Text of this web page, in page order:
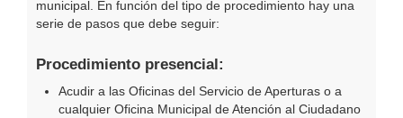
municipal. En función del tipo de procedimiento hay una
serie de pasos que debe seguir:
Procedimiento presencial:
Acudir a las Oficinas del Servicio de Aperturas o a
cualquier Oficina Municipal de Atención al Ciudadano